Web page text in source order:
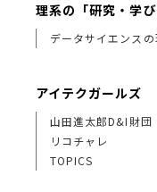
理系の「研究・学
データサイエンス
アイテクガールズ
山田進太郎D&I財団
リコチャレ
TOPICS